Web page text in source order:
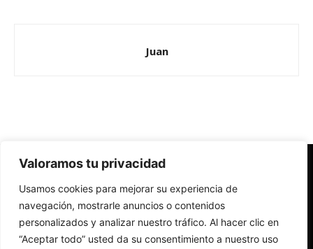
Valoramos tu privacidad
Usamos cookies para mejorar su experiencia de
navegación, mostrarle anuncios o contenidos
personalizados y analizar nuestro tráfico. Al hacer clic en
“Aceptar todo” usted da su consentimiento a nuestro uso
Juan
Redes Cristianas
Una mirada alternativa sobre la Iglesia católica y la sociedad
- Colectivos de Redes Cristianas